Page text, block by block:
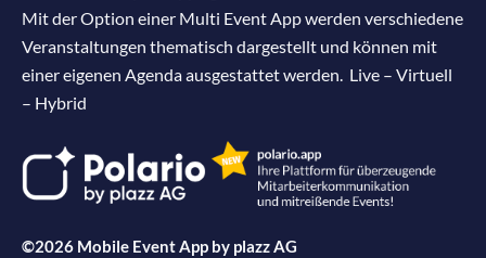
Mit der Option einer Multi Event App werden verschiedene
Veranstaltungen thematisch dargestellt und können mit
einer eigenen Agenda ausgestattet werden. Live – Virtuell
– Hybrid
©2026 Mobile Event App by plazz AG